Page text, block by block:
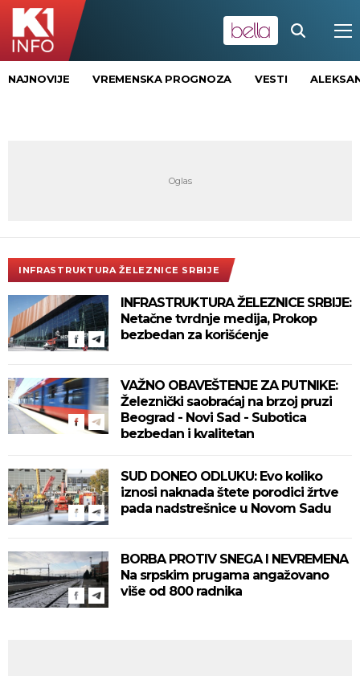
NAJNOVIJE VREMENSKA PROGNOZA VESTI
INFRASTRUKTURA ŽELEZNICE SRBIJE
INFRASTRUKTURA ŽELEZNICE SRBIJE:
Netačne tvrdnje medija, Prokop
bezbedan za korišćenje
VAŽNO OBAVEŠTENJE ZA PUTNIKE:
Železnički saobraćaj na brzoj pruzi
Beograd - Novi Sad - Subotica
bezbedan i kvalitetan
SUD DONEO ODLUKU: Evo koliko
iznosi naknada štete porodici žrtve
pada nadstrešnice u Novom Sadu
BORBA PROTIV SNEGA I NEVREMENA
Na srpskim prugama angažovano
više od 800 radnika